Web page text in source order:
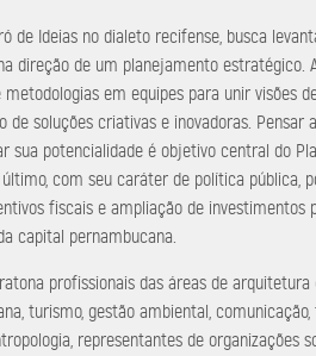
de Ideias no dialeto recifense, busca
direção de um planejamento estratégico.
metodologias em equipes para unir visões
de soluções criativas e inovadoras. Pensar
sua potencialidade é objetivo central do
último, com seu caráter de política pública,
fiscais e ampliação de investimentos
capital pernambucana.
profissionais das áreas de arquitetura
turismo, gestão ambiental, comunicação,
representantes de organizações